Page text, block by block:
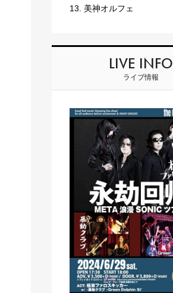
13. 美神オルフェ
LIVE INFO
ライブ情報